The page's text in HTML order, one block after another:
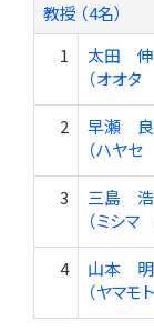
教授 （4名）
1
太田
（オオタ
2
早瀬 良
（ハヤセ
3
三島
（ミシマ
4
山本 明
（ヤマモ